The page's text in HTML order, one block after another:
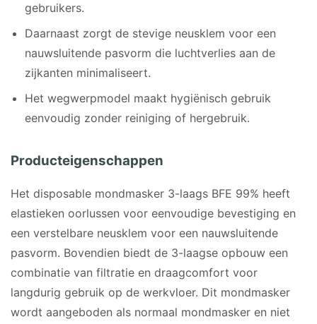
gebruikers.
Daarnaast zorgt de stevige neusklem voor een
nauwsluitende pasvorm die luchtverlies aan de
zijkanten minimaliseert.
Het wegwerpmodel maakt hygiënisch gebruik
eenvoudig zonder reiniging of hergebruik.
Producteigenschappen
Het disposable mondmasker 3-laags BFE 99% heeft
elastieken oorlussen voor eenvoudige bevestiging en
een verstelbare neusklem voor een nauwsluitende
pasvorm. Bovendien biedt de 3-laagse opbouw een
combinatie van filtratie en draagcomfort voor
langdurig gebruik op de werkvloer. Dit mondmasker
wordt aangeboden als normaal mondmasker en niet